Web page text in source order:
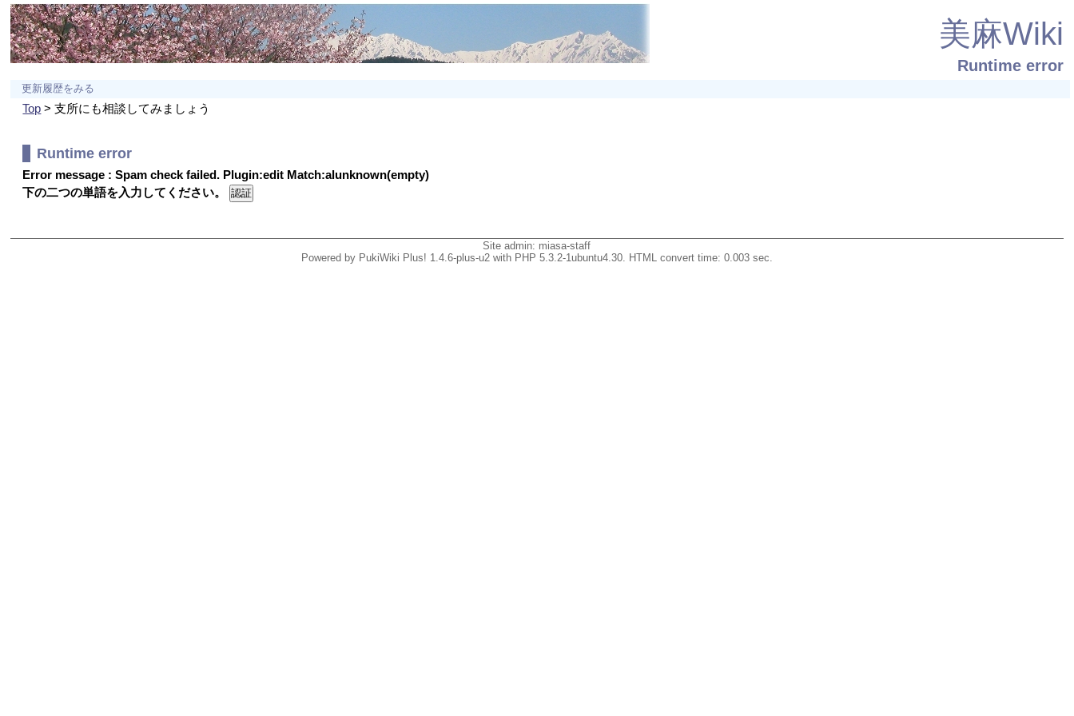
美麻Wiki
Runtime error
更新履歴をみる
Top > 支所にも相談してみましょう
Runtime error
Error message : Spam check failed. Plugin:edit Match:alunknown(empty)
下の二つの単語を入力してください。
Site admin: miasa-staff
Powered by PukiWiki Plus! 1.4.6-plus-u2 with PHP 5.3.2-1ubuntu4.30. HTML convert time: 0.003 sec.